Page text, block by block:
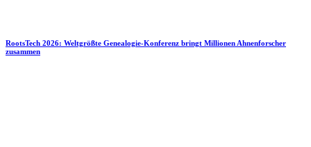
RootsTech 2026: Weltgrößte Genealogie-Konferenz bringt Millionen Ahnenforscher
zusammen